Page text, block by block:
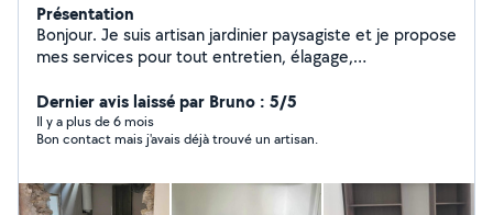
Présentation
Bonjour. Je suis artisan jardinier paysagiste et je propose
mes services pour tout entretien, élagage,
solide pour le bricolage. Je propose des travaux en tout
genre. Je suis polyvalent. Je suis méticuleux et j'aime le
travail bien fait.
Dernier avis laissé par Bruno : 5/5
Il y a plus de 6 mois
Bon contact mais j'avais déjà trouvé un artisan.